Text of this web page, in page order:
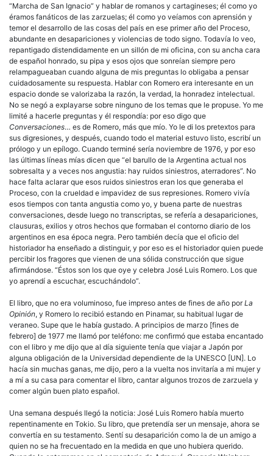
“Marcha de San Ignacio” y hablar de romanos y cartagineses; él como yo
éramos fanáticos de las zarzuelas; él como yo veíamos con aprensión y
temor el desarrollo de las cosas del país en ese primer año del Proceso,
abundante en desapariciones y violencias de todo signo. Todavía lo veo,
repantigado distendidamente en un sillón de mi oficina, con su ancha cara
de español honrado, su pipa y esos ojos que sonreían siempre pero
relampagueaban cuando alguna de mis preguntas lo obligaba a pensar
cuidadosamente su respuesta. Hablar con Romero era interesante en un
espacio donde se valorizaba la razón, la verdad, la honradez intelectual.
No se negó a explayarse sobre ninguno de los temas que le propuse. Yo me
limité a hacerle preguntas y él respondía: por eso digo que
Conversaciones… es de Romero, más que mío. Yo le di los pretextos para
sus digresiones, y después, cuando todo el material estuvo listo, escribí un
prólogo y un epílogo. Cuando terminé sería noviembre de 1976, y por eso
las últimas líneas mías dicen que “el barullo de la Argentina actual nos
sobresalta y a veces nos angustia: hay ruidos siniestros, aterradores”. No
hace falta aclarar que esos ruidos siniestros eran los que generaba el
Proceso, con la crueldad e impavidez de sus represiones. Romero vivía
esos tiempos con tanta angustia como yo, y buena parte de nuestras
conversaciones, desde luego no transcriptas, se refería a desapariciones,
clausuras, exilios y otros hechos que formaban el contorno diario de los
argentinos en esa época negra. Pero también decía que el oficio del
historiador ha enseñado a distinguir, y por eso es el historiador quien puede
percibir los fragores que vienen de una sólida construcción que sigue
afirmándose. “Éstos son los que oye y celebra José Luis Romero. Los que
yo aprendí a escuchar, escuchándolo”.
El libro, que no era voluminoso, fue impreso antes de fines de año porLa
Opinión, y Romero lo recibió estando en Pinamar, su habitual lugar de
veraneo. Supe que le había gustado. A principios de marzo [fines de
febrero] de 1977 me llamó por teléfono: me confirmó que estaba encantado
con el libro y me dijo que al día siguiente tenía que viajar a Japón por
alguna obligación de la Universidad dependiente de la UNESCO [UN]. Lo
hacía sin muchas ganas, me dijo, pero a la vuelta nos invitaría a mi mujer y
a mí a su casa para comentar el libro, cantar algunos trozos de zarzuela y
comer algún buen plato español.
Una semana después llegó la noticia: José Luis Romero había muerto
repentinamente en Tokio. Su libro, que pretendía ser un mensaje, ahora se
convertía en su testamento. Sentí su desaparición como la de un amigo a
quien no se ha frecuentado en la medida en que uno hubiera querido.